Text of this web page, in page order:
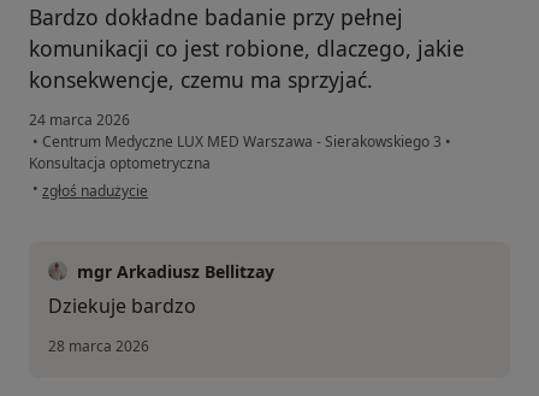
Bardzo dokładne badanie przy pełnej
komunikacji co jest robione, dlaczego, jakie
konsekwencje, czemu ma sprzyjać.
24 marca 2026
• Centrum Medyczne LUX MED Warszawa - Sierakowskiego 3 •
Konsultacja optometryczna
• w opinii użytkownika Robert
zgłoś nadużycie
mgr Arkadiusz Bellitzay
Dziekuje bardzo
28 marca 2026